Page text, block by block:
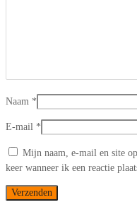
Naam *
E-mail *
Mijn naam, e-mail en site
keer wanneer ik een reactie